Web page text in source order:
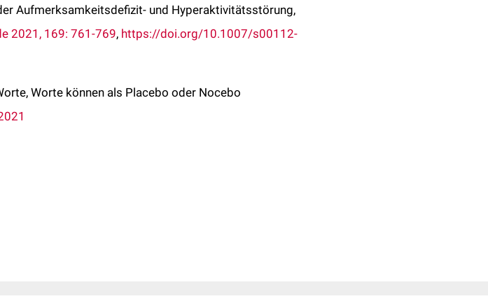
Aufmerksamkeitsdefizit- und Hyperaktivitätsstörung,
2021, 169: 761-769, https://doi.org/10.1007/s00112-
Worte können als Placebo oder Nocebo